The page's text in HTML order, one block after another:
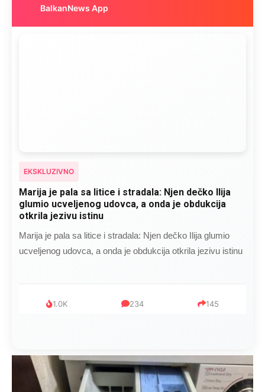
BalkanNews App
EKSKLUZIVNO
Marija je pala sa litice i stradala: Njen dečko Ilija
glumio ucveljenog udovca, a onda je obdukcija
otkrila jezivu istinu
Marija je pala sa litice i stradala: Njen dečko Ilija glumio
ucveljenog udovca, a onda je obdukcija otkrila jezivu istinu
1.0K 234 145